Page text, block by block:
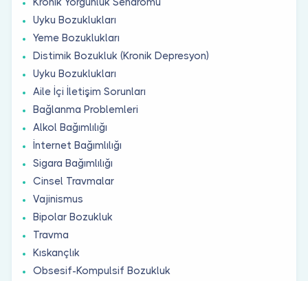
Uyku Bozuklukları
Yeme Bozuklukları
Distimik Bozukluk (Kronik Depresyon)
Uyku Bozuklukları
Aile İçi İletişim Sorunları
Bağlanma Problemleri
Alkol Bağımlılığı
İnternet Bağımlılığı
Sigara Bağımlılığı
Cinsel Travmalar
Vajinismus
Bipolar Bozukluk
Travma
Kıskançlık
Obsesif-Kompulsif Bozukluk